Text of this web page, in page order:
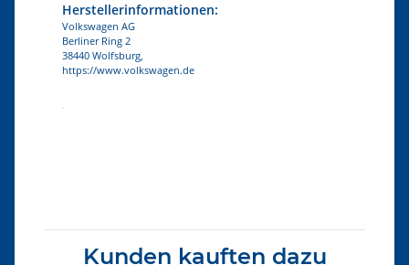
Herstellerinformationen:
Volkswagen AG
Berliner Ring 2
38440 Wolfsburg,
https://www.volkswagen.de
Kunden kauften dazu